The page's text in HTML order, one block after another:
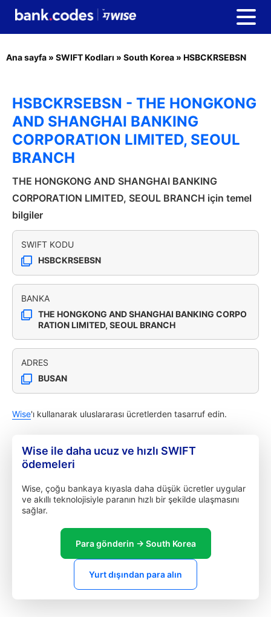
Ana sayfa » SWIFT Kodları » South Korea » HSBCKRSEBSN
HSBCKRSEBSN - THE HONGKONG
AND SHANGHAI BANKING
CORPORATION LIMITED, SEOUL
BRANCH
THE HONGKONG AND SHANGHAI BANKING
CORPORATION LIMITED, SEOUL BRANCH için temel
bilgiler
SWIFT KODU
HSBCKRSEBSN
BANKA
THE HONGKONG AND SHANGHAI BANKING CORPO
RATION LIMITED, SEOUL BRANCH
ADRES
BUSAN
Wise'ı kullanarak uluslararası ücretlerden tasarruf edin.
Wise ile daha ucuz ve hızlı SWIFT
ödemeleri
Wise, çoğu bankaya kıyasla daha düşük ücretler uygular
ve akıllı teknolojisiyle paranın hızlı bir şekilde ulaşmasını
sağlar.
Para gönderin → South Korea
Yurt dışından para alın